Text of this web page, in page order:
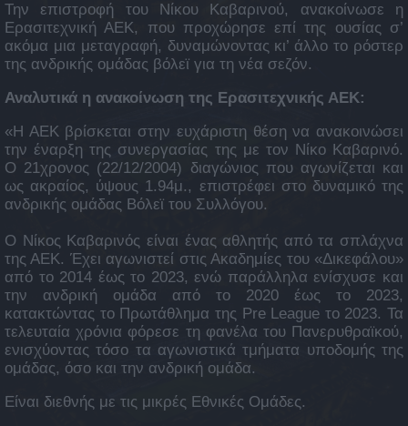
Την επιστροφή του Νίκου Καβαρινού, ανακοίνωσε η
Ερασιτεχνική ΑΕΚ, που προχώρησε επί της ουσίας σ’
ακόμα μια μεταγραφή, δυναμώνοντας κι’ άλλο το ρόστερ
της ανδρικής ομάδας βόλεϊ για τη νέα σεζόν.
Αναλυτικά η ανακοίνωση της Ερασιτεχνικής ΑΕΚ:
«Η ΑΕΚ βρίσκεται στην ευχάριστη θέση να ανακοινώσει
την έναρξη της συνεργασίας της με τον Νίκο Καβαρινό.
Ο 21χρονος (22/12/2004) διαγώνιος που αγωνίζεται και
ως ακραίος, ύψους 1.94μ., επιστρέφει στο δυναμικό της
ανδρικής ομάδας Βόλεϊ του Συλλόγου.
Ο Νίκος Καβαρινός είναι ένας αθλητής από τα σπλάχνα
της ΑΕΚ. Έχει αγωνιστεί στις Ακαδημίες του «Δικεφάλου»
από το 2014 έως το 2023, ενώ παράλληλα ενίσχυσε και
την ανδρική ομάδα από το 2020 έως το 2023,
κατακτώντας το Πρωτάθλημα της Pre League το 2023. Τα
τελευταία χρόνια φόρεσε τη φανέλα του Πανερυθραϊκού,
ενισχύοντας τόσο τα αγωνιστικά τμήματα υποδομής της
ομάδας, όσο και την ανδρική ομάδα.
Είναι διεθνής με τις μικρές Εθνικές Ομάδες.